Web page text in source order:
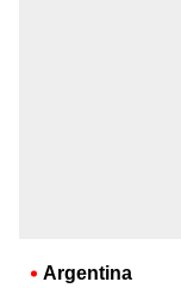
Argentina